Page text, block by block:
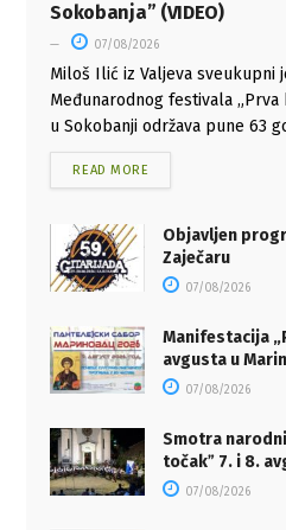
Sokobanja” (VIDEO)
07/08/2026
Miloš Ilić iz Valjeva sveukupni
Međunarodnog festivala „Prva
u Sokobanji održava pune 63
READ MORE
Objavljen
Zaječaru
07/08/2026
Manifestacija
avgusta u
07/08/2026
Smotra
točakˮ 7. i 8.
07/08/2026